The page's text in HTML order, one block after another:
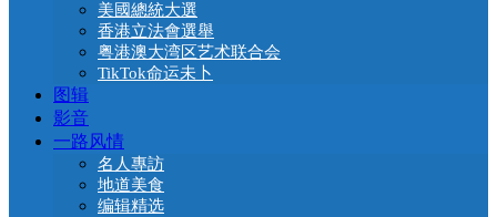
美國總統大選
香港立法會選舉
粤港澳大湾区艺术联合会
TikTok命运未卜
图辑
影音
一路风情
名人專訪
地道美食
编辑精选